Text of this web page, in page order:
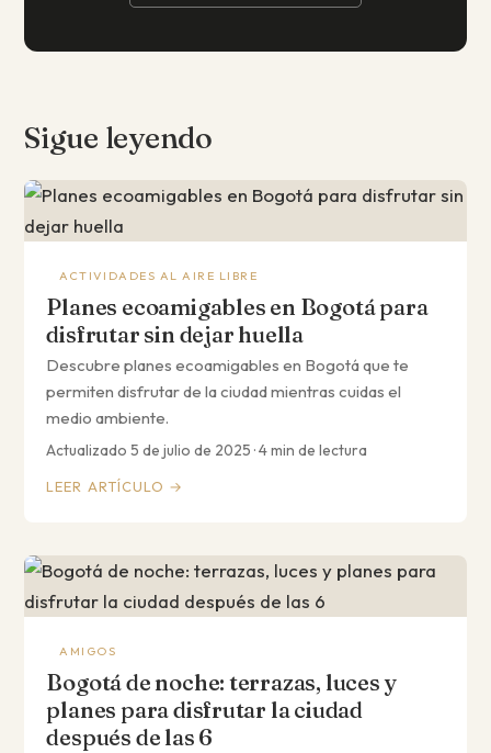
Sigue leyendo
ACTIVIDADES AL AIRE LIBRE
Planes ecoamigables en Bogotá para
disfrutar sin dejar huella
Descubre planes ecoamigables en Bogotá que te
permiten disfrutar de la ciudad mientras cuidas el
medio ambiente.
Actualizado 5 de julio de 2025 · 4 min de lectura
LEER ARTÍCULO →
AMIGOS
Bogotá de noche: terrazas, luces y
planes para disfrutar la ciudad
después de las 6